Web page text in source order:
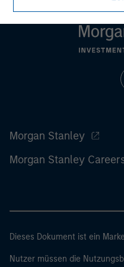
Morgan Stanley
Morgan Stanley
Dieses Dokument ist ein
Nutzer müssen die